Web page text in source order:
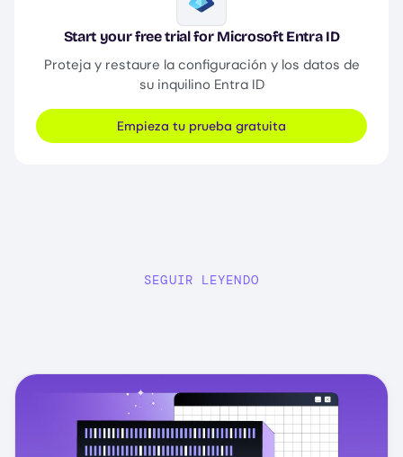
Image
Start your free trial for Microsoft Entra ID
Proteja y restaure la configuración y los datos de
su inquilino Entra ID
Empieza tu prueba gratuita
SEGUIR LEYENDO